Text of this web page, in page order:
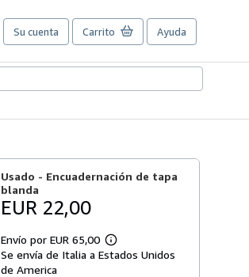
Su cuenta Carrito Ayuda
Usado - Encuadernación de tapa
blanda
EUR 22,00
Envío por EUR 65,00
Más
información
Se envía de Italia a Estados Unidos
de America